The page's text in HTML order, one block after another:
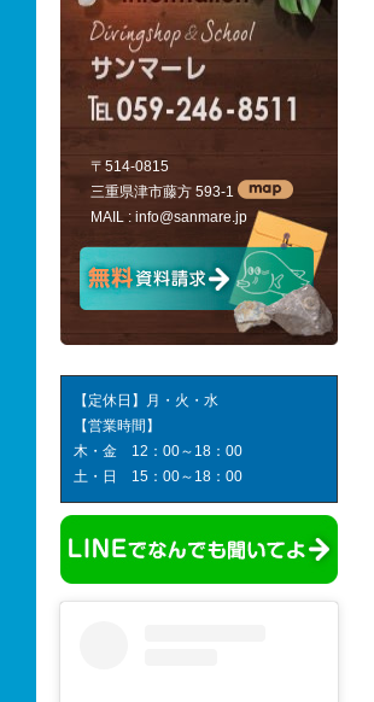
〒514-0815
三重県津市藤方 593-1
MAIL : info@sanmare.jp
【定休日】月・火・水
【営業時間】
木・金 12：00～18：00
土・日 15：00～18：00